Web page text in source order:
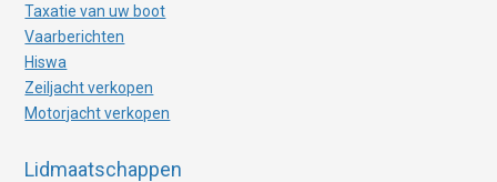
Taxatie van uw boot
Vaarberichten
Hiswa
Zeiljacht verkopen
Motorjacht verkopen
Lidmaatschappen